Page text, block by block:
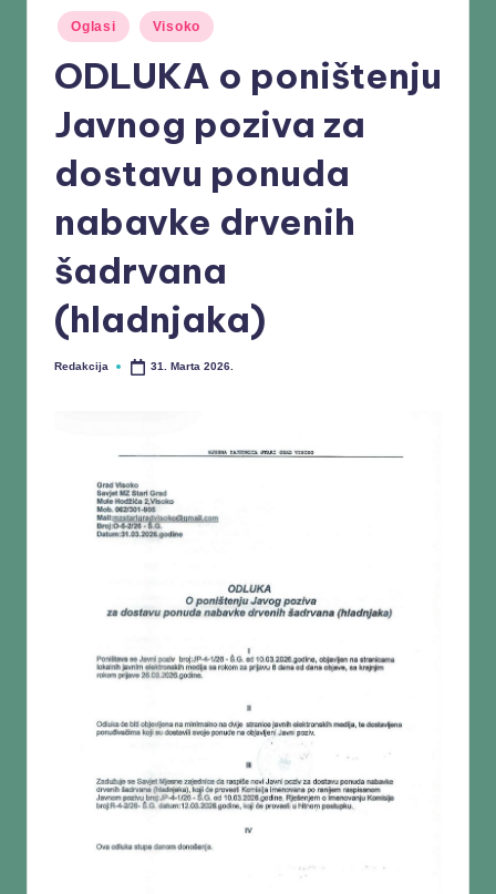
Oglasi Visoko
ODLUKA o poništenju
Javnog poziva za
dostavu ponuda
nabavke drvenih
šadrvana
(hladnjaka)
Redakcija 31. Marta 2026.